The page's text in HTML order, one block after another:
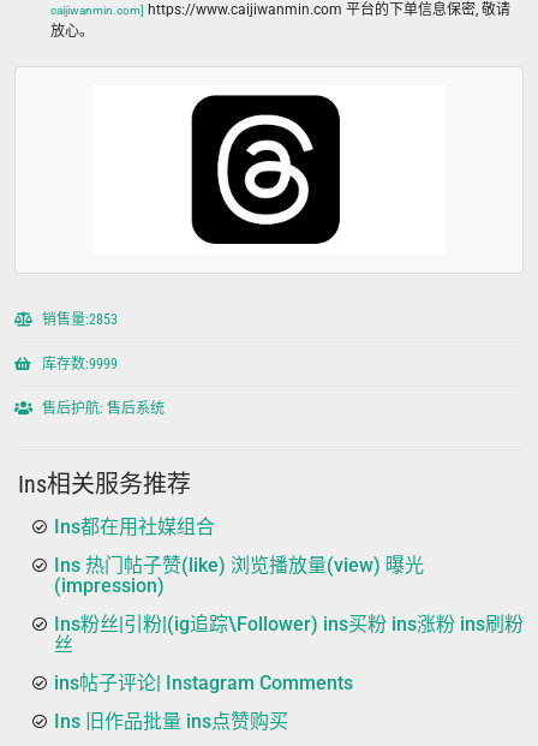
caijiwanmin.com]
https://www.caijiwanmin.com 平台的下单信息保密, 敬请
放心。
销售量:2853
库存数:9999
售后护航: 售后系统
Ins相关服务推荐
Ins都在用社媒组合
Ins 热门帖子赞(like) 浏览播放量(view) 曝光
(impression)
Ins粉丝|引粉|(ig追踪\Follower) ins买粉 ins涨粉 ins刷粉
丝
ins帖子评论| Instagram Comments
Ins 旧作品批量 ins点赞购买